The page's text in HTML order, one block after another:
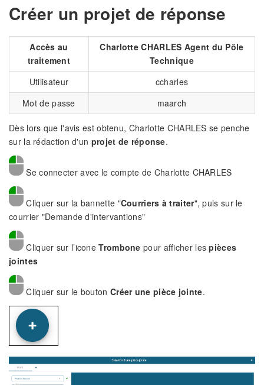
Créer un projet de réponse
Accès au
traitement
Charlotte CHARLES Agent du Pôle
Technique
Utilisateur
ccharles
Mot de passe
maarch
Dès lors que l'avis est obtenu, Charlotte CHARLES se penche
sur la rédaction d'un projet de réponse.
Se connecter avec le compte de Charlotte CHARLES
Cliquer sur la bannette "Courriers à traiter", puis sur le
courrier "Demande d'intervantions"
Cliquer sur l’iconeTrombone pour afficher lespièces
jointes
Cliquer sur le bouton Créer une pièce jointe.